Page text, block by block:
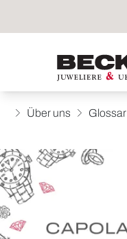
Über uns Glossar